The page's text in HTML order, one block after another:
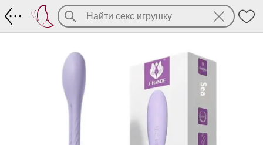
Оригинальный пластичный вибратор